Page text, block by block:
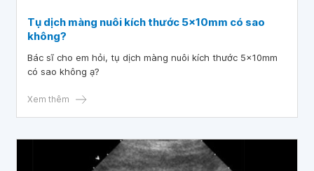
Tụ dịch màng nuôi kích thước 5x10mm có sao
không?
Bác sĩ cho em hỏi, tụ dịch màng nuôi kích thước 5x10mm
có sao không ạ?
Xem thêm